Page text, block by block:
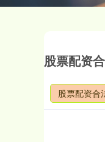
股票配资
股票配资合